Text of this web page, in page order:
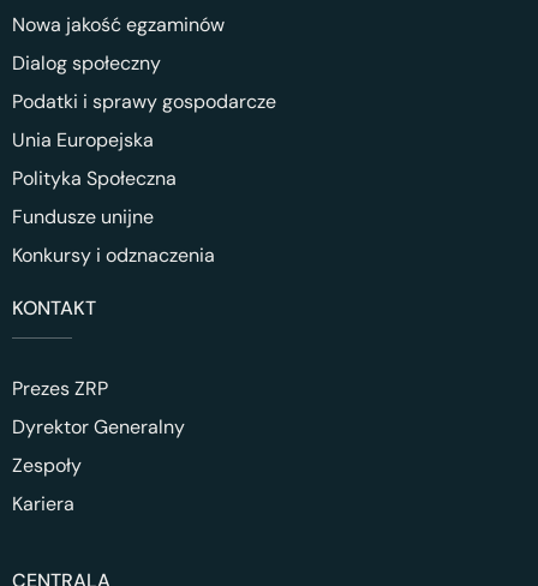
Nowa jakość egzaminów
Dialog społeczny
Podatki i sprawy gospodarcze
Unia Europejska
Polityka Społeczna
Fundusze unijne
Konkursy i odznaczenia
KONTAKT
Prezes ZRP
Dyrektor Generalny
Zespoły
Kariera
CENTRALA